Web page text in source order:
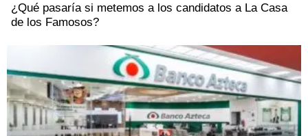
¿Qué pasaría si metemos a los candidatos a La Casa
de los Famosos?